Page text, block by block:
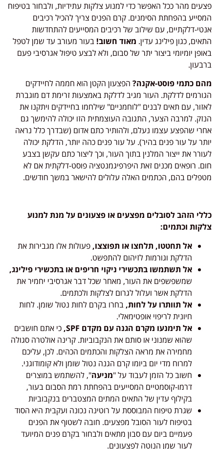
פצעים מהר ככל האפשר כדי למנוע צלקות עתידיות, ולבחור בטיפוח
המסייע בהפחתת הסימנים. קרם הפנים צריך להכיל רכיבים
אנטי-דלקתיים, עם שילוב של רכיבים המסייעים להתחדשות
התאים, כגון פילינג עדין. מאוד חשוב! בעור מעורב עד שמן לטפל
באופן יומיומי ביצור יתר של סבום, ולא לבצע טיפול אגרסיבי פעם
ברבעון.
מהם כתמי פוסט-אקנה? הפצעון הקטן הוא חממה לחיידקים
הגורמים לדלקת. העור מגיב לדלקת באמצעות זרימת דם מוגברת
לאזור, עם תאים לבנים "לוחמניים" שילחמו בחיידקים ויתקנו את
הנזק. למרבה הצער, התגובה העוצמתית הזו יכולה להימשך גם
אחרי שהפצע עצמו נעלם, ולהותיר כתם אדום (שבדרך כלל נראה
יותר על עור פנים בהיר). על עור פנים כהה יותר, הדלקת יכולה
לעורר את ייצור המלנין בתוך העור, וכך ליצור כתם עקשן בצבע
חום. רופאים מכנים זאת היפרפיגמנטציה פוסט-דלקתית אם לא
מטפלים בהם, הכתמים האלה עלולים להישאר במשך חודשים.
כללי הזהב לסובלים מפצעים או פצעונים על מנת למנוע
צלקות וכתמים:
אל תחטטו, תלחצו או תפוצצו, פעולות אלו מגבירות את
הדלקת וגורמות לזיהום להתפשט.
אל תשתמשו בתכשירי ניקוי חריפים או בתכשירי פילינג,
שמשפשפים את העור, מאחר שכל דבר אגרסיבי יחמיר את
הדלקת אשר ועלול לגרום לצלקות ולכתמים.
אל תוותרו על לחות, בחרו בקרם לחות נטול שומן. לחות
חיונית לריפוי אופטימאלי.
אל תימנעו מקרם הגנה עם מקדם SPF,
כי אתם חושבים
שהוא שמנוני או סותם את הנקבוביות. קרינה אולטרה סגולה
מחמירה את מראה הצלקות והכתמים הכהים. לכן, עליכם
למרוח מדי יום ביומו קרם הגנה נטול שומן ולא קומודוגני.
חשוב כל הזמן לעבוד על "מניעה", להשתמש במוצרים
דרמו-קוסמטיים המסייעים בהפחתת רמת הסבום בעור,
בקילוף עדין של התאים המתים המצטברים בנקבוביות
שגרת טיפוח המבוססת על רוטינה נכונה ועקבית היא הסוד
בטיפוח לעור הסובל מפצעים. חובה לשטוף את הפנים
פעמיים ביום עם סבון מתאים ולבחור בקרם פנים המיועד
לעור שמן הנוטה לפצעונים.